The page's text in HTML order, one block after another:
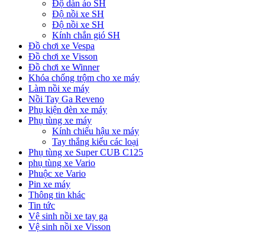
Độ dàn áo SH
Độ nồi xe SH
Độ nồi xe SH
Kính chắn gió SH
Đồ chơi xe Vespa
Đồ chơi xe Visson
Đồ chơi xe Winner
Khóa chống trộm cho xe máy
Làm nồi xe máy
Nồi Tay Ga Reveno
Phụ kiện đèn xe máy
Phụ tùng xe máy
Kính chiếu hậu xe máy
Tay thắng kiểu các loại
Phụ tùng xe Super CUB C125
phụ tùng xe Vario
Phuộc xe Vario
Pin xe máy
Thông tin khác
Tin tức
Vệ sinh nồi xe tay ga
Vệ sinh nồi xe Visson